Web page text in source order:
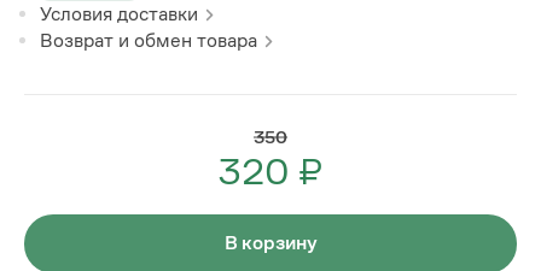
Условия доставки
Возврат и обмен товара
350
320 ₽
В корзину